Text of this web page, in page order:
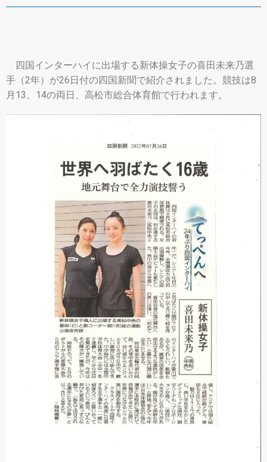
四国インターハイに出場する新体操女子の喜田未来乃選
手（2年）が26日付の四国新聞で紹介されました。競技は8
月13、14の両日、高松市総合体育館で行われます。